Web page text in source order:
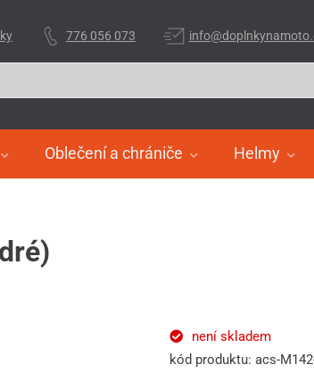
Oblečení a chrániče Helmy
776 056 073
není skladem
kód produktu: acs-